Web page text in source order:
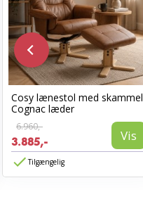
Cosy lænestol med skammel
Cognac læder
6.960,-
3.885,- Vis
Tilgængelig